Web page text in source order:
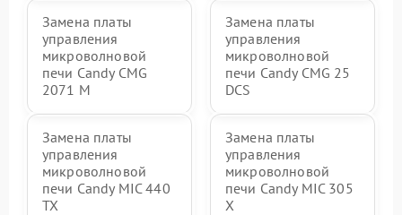
Замена платы
управления
микроволновой
печи Candy CMG
2071 M
Замена платы
управления
микроволновой
печи Candy CMG 25
DCS
Замена платы
управления
микроволновой
печи Candy MIC 440
TX
Замена платы
управления
микроволновой
печи Candy MIC 305
X